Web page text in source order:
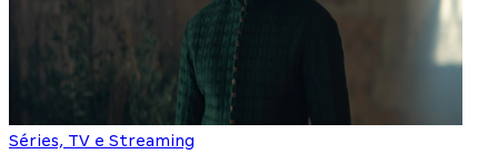
Séries, TV e Streaming